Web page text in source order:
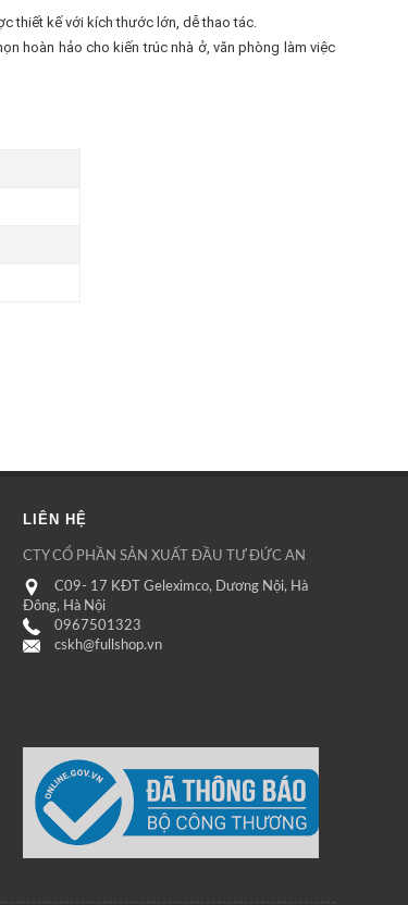
thiết kế với kích thước lớn, dễ thao tác.
hoàn hảo cho kiến trúc nhà ở, văn phòng làm việc
LIÊN HỆ
CTY CỔ PHẦN SẢN XUẤT ĐẦU TƯ ĐỨC AN
C09- 17 KĐT Geleximco, Dương Nội, Hà
Đông, Hà Nội
0967501323
cskh@fullshop.vn